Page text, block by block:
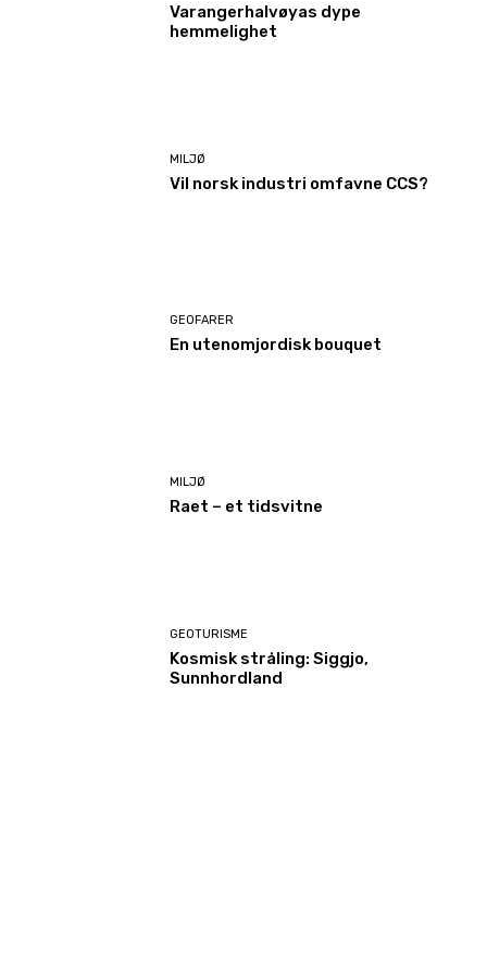
Varangerhalvøyas dype
hemmelighet
MILJØ
Vil norsk industri omfavne CCS?
GEOFARER
En utenomjordisk bouquet
MILJØ
Raet – et tidsvitne
GEOTURISME
Kosmisk stråling: Siggjo,
Sunnhordland